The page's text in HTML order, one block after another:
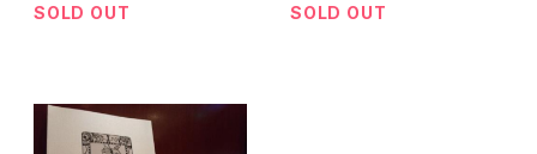
SOLD OUT
SOLD OUT